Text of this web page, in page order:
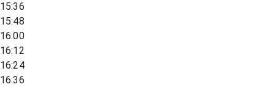
15:36
15:48
16:00
16:12
16:24
16:36